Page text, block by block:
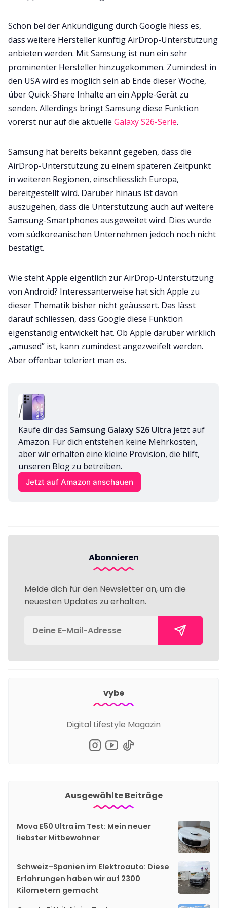
Schon bei der Ankündigung durch Google hiess es,
dass weitere Hersteller künftig AirDrop-Unterstützung
anbieten werden. Mit Samsung ist nun ein sehr
prominenter Hersteller hinzugekommen. Zumindest in
den USA wird es möglich sein ab Ende dieser Woche,
über Quick-Share Inhalte an ein Apple-Gerät zu
senden. Allerdings bringt Samsung diese Funktion
vorerst nur auf die aktuelle Galaxy S26-Serie.
Samsung hat bereits bekannt gegeben, dass die
AirDrop-Unterstützung zu einem späteren Zeitpunkt
in weiteren Regionen, einschliesslich Europa,
bereitgestellt wird. Darüber hinaus ist davon
auszugehen, dass die Unterstützung auch auf weitere
Samsung-Smartphones ausgeweitet wird. Dies wurde
vom südkoreanischen Unternehmen jedoch noch nicht
bestätigt.
Wie steht Apple eigentlich zur AirDrop-Unterstützung
von Android? Interessanterweise hat sich Apple zu
dieser Thematik bisher nicht geäussert. Das lässt
darauf schliessen, dass Google diese Funktion
eigenständig entwickelt hat. Ob Apple darüber wirklich
„amused” ist, kann zumindest angezweifelt werden.
Aber offenbar toleriert man es.
Kaufe dir das Samsung Galaxy S26 Ultra jetzt auf
Amazon. Für dich entstehen keine Mehrkosten,
aber wir erhalten eine kleine Provision, die hilft,
unseren Blog zu betreiben.
Jetzt auf Amazon anschauen
Abonnieren
Melde dich für den Newsletter an, um die
neuesten Updates zu erhalten.
vybe
Digital Lifestyle Magazin
Ausgewählte Beiträge
Mova E50 Ultra im Test: Mein neuer
liebster Mitbewohner
Schweiz–Spanien im Elektroauto: Diese
Erfahrungen haben wir auf 2300
Kilometern gemacht